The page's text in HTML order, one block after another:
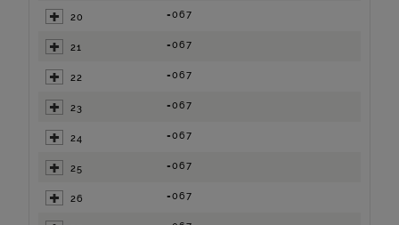
20 =067
21 =067
22 =067
23 =067
24 =067
25 =067
26 =067